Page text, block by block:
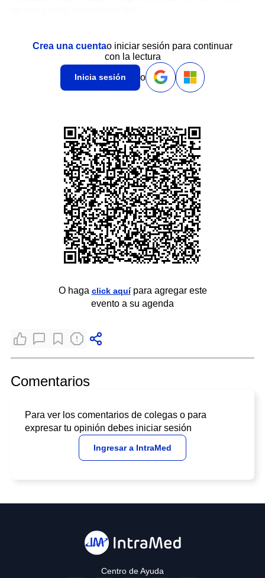
Crea una cuentao iniciar sesión para continuar
con la lectura
Inicia sesión o
O haga click aquípara agregar este
evento a su agenda
Comentarios
Para ver los comentarios de colegas o para
expresar tu opinión debes iniciar sesión
Ingresar a IntraMed
Centro de Ayuda